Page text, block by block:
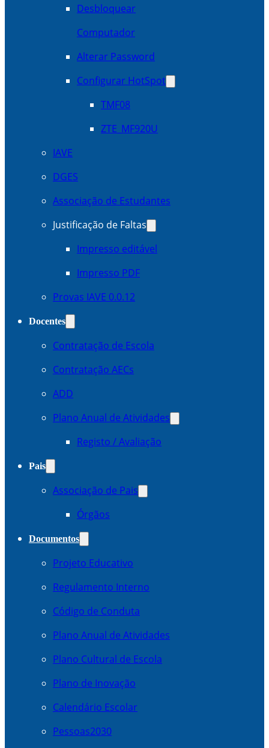
Desbloquear
Computador
Alterar Password
Configurar HotSpot
TMF08
ZTE_MF920U
IAVE
DGES
Associação de Estudantes
Justificação de Faltas
Impresso editável
Impresso PDF
Provas IAVE 0.0.12
Docentes
Contratação de Escola
Contratação AECs
ADD
Plano Anual de Atividades
Registo / Avaliação
Pais
Associação de Pais
Órgãos
Documentos
Projeto Educativo
Regulamento Interno
Código de Conduta
Plano Anual de Atividades
Plano Cultural de Escola
Plano de Inovação
Calendário Escolar
Pessoas2030